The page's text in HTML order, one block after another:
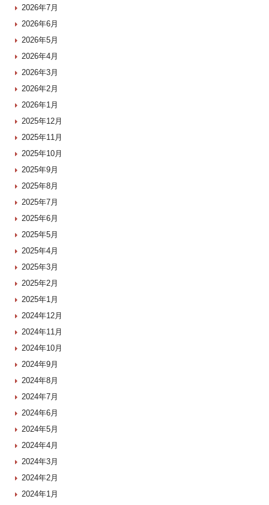
2026年7月
2026年6月
2026年5月
2026年4月
2026年3月
2026年2月
2026年1月
2025年12月
2025年11月
2025年10月
2025年9月
2025年8月
2025年7月
2025年6月
2025年5月
2025年4月
2025年3月
2025年2月
2025年1月
2024年12月
2024年11月
2024年10月
2024年9月
2024年8月
2024年7月
2024年6月
2024年5月
2024年4月
2024年3月
2024年2月
2024年1月